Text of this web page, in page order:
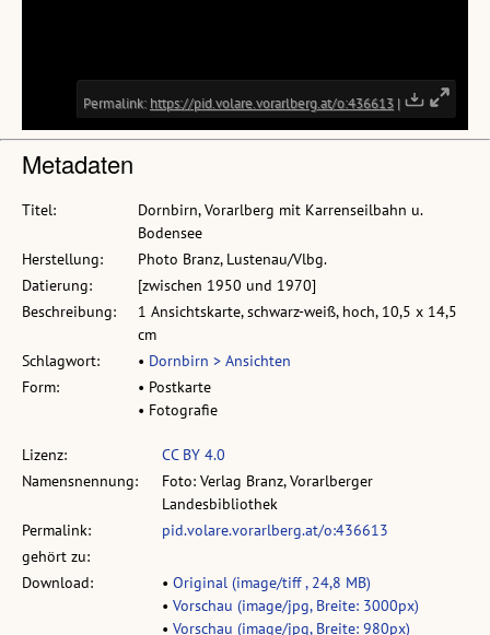
Metadaten
Titel:
Dornbirn, Vorarlberg mit Karrenseilbahn u.
Bodensee
Herstellung:
Photo Branz, Lustenau/Vlbg.
Datierung:
[zwischen 1950 und 1970]
Beschreibung:
1 Ansichtskarte, schwarz-weiß, hoch, 10,5 x 14,5
cm
Schlagwort:
• Dornbirn > Ansichten
Form:
• Postkarte
• Fotografie
Lizenz:
CC BY 4.0
Namensnennung:
Foto: Verlag Branz, Vorarlberger
Landesbibliothek
Permalink:
pid.volare.vorarlberg.at/o:436613
gehört zu:
Download:
• Original (image/tiff , 24,8 MB)
• Vorschau (image/jpg, Breite: 3000px)
• Vorschau (image/jpg, Breite: 980px)